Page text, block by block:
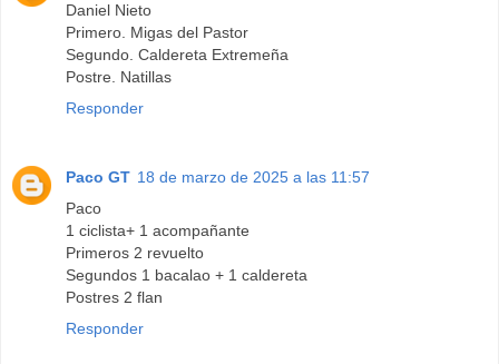
Daniel Nieto
Primero. Migas del Pastor
Segundo. Caldereta Extremeña
Postre. Natillas
Responder
Paco GT 18 de marzo de 2025 a las 11:57
Paco
1 ciclista+ 1 acompañante
Primeros 2 revuelto
Segundos 1 bacalao + 1 caldereta
Postres 2 flan
Responder